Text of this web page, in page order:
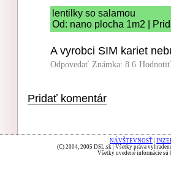
lentilky so salamou
Od: nano plocha 1m2 |
A vyrobci SIM kariet
Odpovedať Známka: 8.6
Pridať komentár
NÁVŠTEVNOSŤ
(C) 2004, 2005 DSL.sk | Všetky práva
Všetky uvedené informácie sú